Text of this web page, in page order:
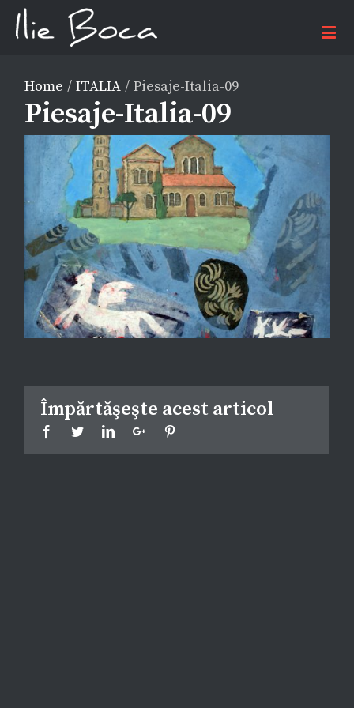
Home / ITALIA / Piesaje-Italia-09
Piesaje-Italia-09
Împărtăşeşte acest articol
FacebookTwitterLinkedinGoogle+